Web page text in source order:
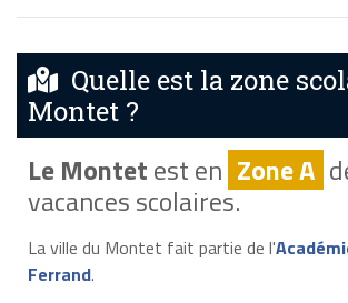
Quelle est la zone
Montet ?
Le Montetest en Zone A
vacances scolaires.
La ville du Montet fait partie de l'
Ferrand.